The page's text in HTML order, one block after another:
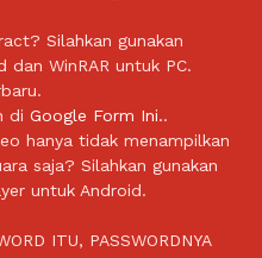
Silahkan gunakan
dan WinRAR untuk PC.
di Google Form Ini..
hanya tidak menampilkan
saja? Silahkan gunakan
untuk Android.
ITU, PASSWORDNYA